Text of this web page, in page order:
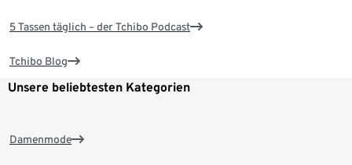
5 Tassen täglich – der Tchibo Podcast
Tchibo Blog
Unsere beliebtesten Kategorien
Damenmode